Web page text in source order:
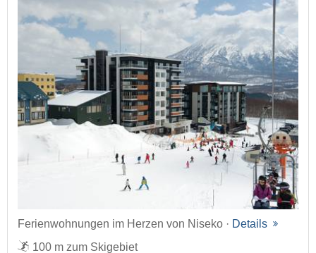
Ferienwohnungen im Herzen von Niseko · Details
100 m zum Skigebiet